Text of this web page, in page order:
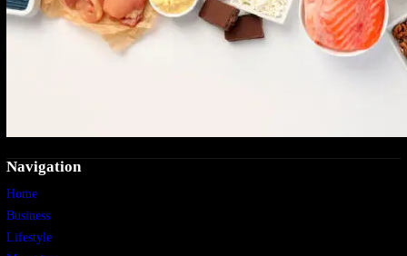
Navigation
Home
Business
Lifestyle